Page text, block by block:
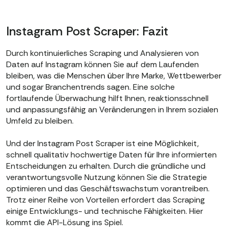
Instagram Post Scraper: Fazit
Durch kontinuierliches Scraping und Analysieren von
Daten auf Instagram können Sie auf dem Laufenden
bleiben, was die Menschen über Ihre Marke, Wettbewerber
und sogar Branchentrends sagen. Eine solche
fortlaufende Überwachung hilft Ihnen, reaktionsschnell
und anpassungsfähig an Veränderungen in Ihrem sozialen
Umfeld zu bleiben.
Und der Instagram Post Scraper ist eine Möglichkeit,
schnell qualitativ hochwertige Daten für Ihre informierten
Entscheidungen zu erhalten. Durch die gründliche und
verantwortungsvolle Nutzung können Sie die Strategie
optimieren und das Geschäftswachstum vorantreiben.
Trotz einer Reihe von Vorteilen erfordert das Scraping
einige Entwicklungs- und technische Fähigkeiten. Hier
kommt die API-Lösung ins Spiel.